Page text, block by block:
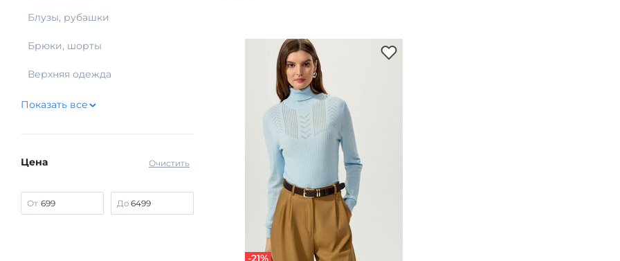
Блузы, рубашки
Брюки, шорты
Верхняя одежда
Показать все
Очистить
Цена
От До
-21%